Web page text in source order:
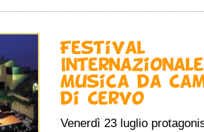
Festival
Musica da
di Cervo
Venerdì 23 luglio